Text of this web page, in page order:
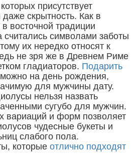
присутствует
скрытность. Как в
восточной традиции
считались символами заботы
их нередко относят к
не зря же в Древнем Риме
гладиаторов. Подарить
на день рождения,
для мужчины дату.
нельзя назвать
сугубо для мужчин.
вариаций и форм позволяет
чудесные букеты и
слабого пола.
которые отлично подходят